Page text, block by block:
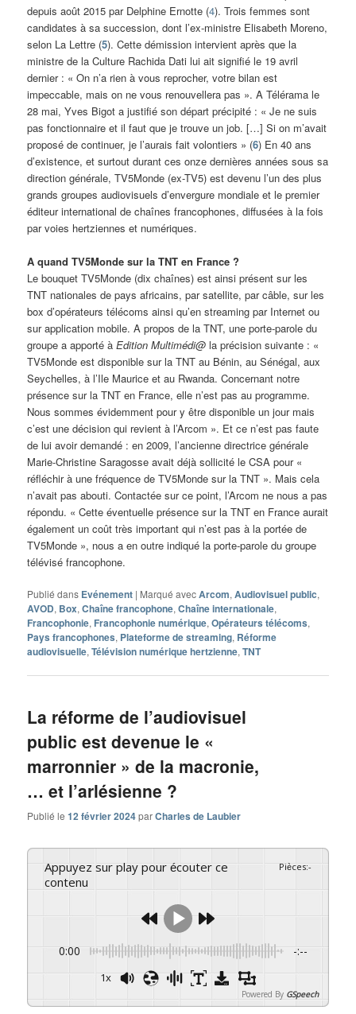
depuis août 2015 par Delphine Ernotte (4). Trois femmes sont
candidates à sa succession, dont l’ex-ministre Elisabeth Moreno,
selon La Lettre (5). Cette démission intervient après que la
ministre de la Culture Rachida Dati lui ait signifié le 19 avril
dernier : « On n’a rien à vous reprocher, votre bilan est
impeccable, mais on ne vous renouvellera pas ». A Télérama le
28 mai, Yves Bigot a justifié son départ précipité : « Je ne suis
pas fonctionnaire et il faut que je trouve un job. […] Si on m’avait
proposé de continuer, je l’aurais fait volontiers » (6) En 40 ans
d’existence, et surtout durant ces onze dernières années sous sa
direction générale, TV5Monde (ex-TV5) est devenu l’un des plus
grands groupes audiovisuels d’envergure mondiale et le premier
éditeur international de chaînes francophones, diffusées à la fois
par voies hertziennes et numériques.
A quand TV5Monde sur la TNT en France ?
Le bouquet TV5Monde (dix chaînes) est ainsi présent sur les
TNT nationales de pays africains, par satellite, par câble, sur les
box d’opérateurs télécoms ainsi qu’en streaming par Internet ou
sur application mobile. A propos de la TNT, une porte-parole du
groupe a apporté àEdition Multimédi@ la précision suivante : «
TV5Monde est disponible sur la TNT au Bénin, au Sénégal, aux
Seychelles, à l’Ile Maurice et au Rwanda. Concernant notre
présence sur la TNT en France, elle n’est pas au programme.
Nous sommes évidemment pour y être disponible un jour mais
c’est une décision qui revient à l’Arcom ». Et ce n’est pas faute
de lui avoir demandé : en 2009, l’ancienne directrice générale
Marie-Christine Saragosse avait déjà sollicité le CSA pour «
réfléchir à une fréquence de TV5Monde sur la TNT ». Mais cela
n’avait pas abouti. Contactée sur ce point, l’Arcom ne nous a pas
répondu. « Cette éventuelle présence sur la TNT en France aurait
également un coût très important qui n’est pas à la portée de
TV5Monde », nous a en outre indiqué la porte-parole du groupe
télévisé francophone.
Publié dans Evénement | Marqué avecArcom,Audiovisuel public,
AVOD, Box,Chaîne francophone,Chaîne internationale,
Francophonie, Francophonie numérique,Opérateurs télécoms,
Pays francophones, Plateforme de streaming, Réforme
audiovisuelle,Télévision numérique hertzienne,TNT
La réforme de l’audiovisuel
public est devenue le «
marronnier » de la macronie,
… et l’arlésienne ?
Publié le12 février 2024parCharles de Laubier
Appuyez sur play pour écouter ce
contenu
Pièces:-
0:00 -:--
1x
Powered By GSpeech